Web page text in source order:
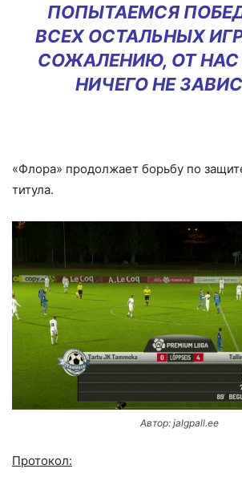
ПОПЫТАЕМСЯ
ВСЕХ ОСТАЛЬНЫХ
СОЖАЛЕНИЮ, ОТ
НИЧЕГО НЕ
«Флора» продолжает борьбу по
титула.
Автор: jalgpall.ee
Протокол: